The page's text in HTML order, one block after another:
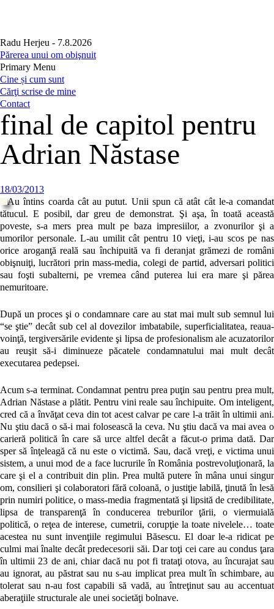
Radu Herjeu - 7.8.2026
Părerea unui om obişnuit
Primary Menu
Skip
to
content
Cine și cum sunt
Cărţi scrise de mine
Contact
final de capitol pentru
Adrian Năstase
18/03/2013
Au întins coarda cât au putut. Unii spun că atât cât le-a comandat
tătucul. E posibil, dar greu de demonstrat. Şi aşa, în toată această
poveste, s-a mers prea mult pe baza impresiilor, a zvonurilor şi a
umorilor personale. L-au umilit cât pentru 10 vieţi, i-au scos pe nas
orice aroganţă reală sau închipuită va fi deranjat grămezi de români
obişnuiţi, lucrători prin mass-media, colegi de partid, adversari politici
sau foşti subalterni, pe vremea când puterea lui era mare şi părea
nemuritoare.
După un proces şi o condamnare care au stat mai mult sub semnul lui
“se ştie” decât sub cel al dovezilor imbatabile, superficialitatea, reaua-
voinţă, tergiversările evidente şi lipsa de profesionalism ale acuzatorilor
au reuşit să-i diminueze păcatele condamnatului mai mult decât
executarea pedepsei.
Acum s-a terminat. Condamnat pentru prea puţin sau pentru prea mult,
Adrian Năstase a plătit. Pentru vini reale sau închipuite. Om inteligent,
cred că a învăţat ceva din tot acest calvar pe care l-a trăit în ultimii ani.
Nu ştiu dacă o să-i mai folosească la ceva. Nu ştiu dacă va mai avea o
carieră politică în care să urce altfel decât a făcut-o prima dată. Dar
sper să înţeleagă că nu este o victimă. Sau, dacă vreţi, e victima unui
sistem, a unui mod de a face lucrurile în România postrevoluţionară, la
care şi el a contribuit din plin. Prea multă putere în mâna unui singur
om, consilieri şi colaboratori fără coloană, o justiţie labilă, ţinută în lesă
prin numiri politice, o mass-media fragmentată şi lipsită de credibilitate,
lipsa de transparenţă în conducerea treburilor ţării, o viermuială
politică, o reţea de interese, cumetrii, corupţie la toate nivelele… toate
acestea nu sunt invenţiile regimului Băsescu. El doar le-a ridicat pe
culmi mai înalte decât predecesorii săi. Dar toţi cei care au condus ţara
în ultimii 23 de ani, chiar dacă nu pot fi trataţi otova, au încurajat sau
au ignorat, au păstrat sau nu s-au implicat prea mult în schimbare, au
tolerat sau n-au fost capabili să vadă, au întreţinut sau au accentuat
aberaţiile structurale ale unei societăţi bolnave.